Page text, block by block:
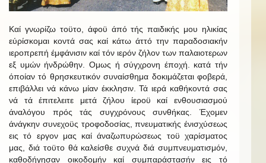
Καί γνωρίζω τοϋτο, άφοϋ άπό τής παιδικής μου ηλικίας
εύρίσκομαι κοντά σας καί κάτω άττό την παραδοσιακήν
ιεροπρεπή έμφάνισιν καί τόν ιερόν ζήλον των παλαιοτερων
εξ υμών ήνδρώθην. Ομως ή σύγχρονη έποχή. κατά τήν
όποίαν τό θρησκευτικόν συναίσθημα δοκιμάζεται φοβερά,
επιβάλλει νά κάνω μίαν έκκλησιν. Τά ιερά καθήκοντά σας
νά τά έπιτελειτε μετά ζήλου ίεροϋ καί ενθουσιασμού
άναλόγου πρός τάς συγχρόνους συνθήκας. Έχομεν
άνάγκην συνεχοϋς τροφοδοσίας, πνευματικής ένισχύσεως
εις τό εργον μας καί άναζωπυρώσεως τοϋ χαρίσματος
μας, διά τοϋτο θά καλείσθε συχνά διά συμπνευματισμόν,
καθοδήγησαν οικοδομήν καί συμπαράστασήν εις τό